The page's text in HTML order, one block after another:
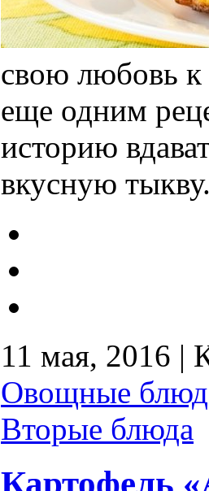
свою любовь к
еще одним
историю
вкусную
11 мая, 2016 |
Овощные
Вторые блюда